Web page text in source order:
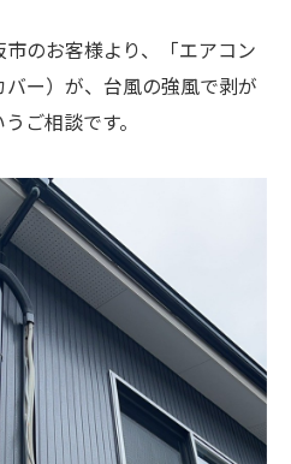
のお客様より、「エアコン
ー）が、台風の強風で剥が
ご相談です。